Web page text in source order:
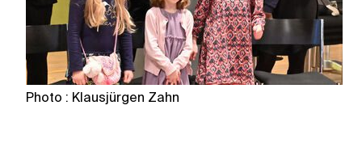
Photo : Klausjürgen Zahn